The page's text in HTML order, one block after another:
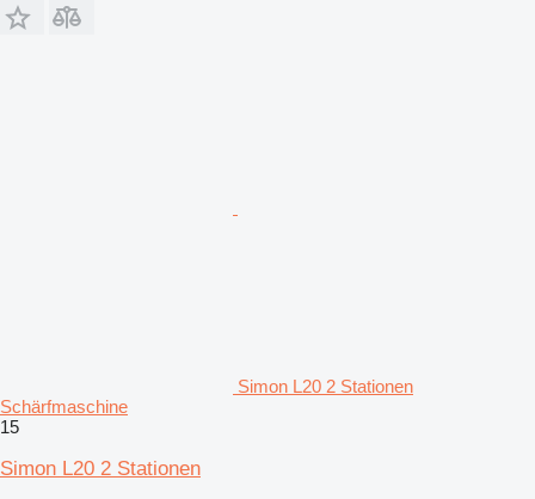
Simon L20 2 Stationen
Schärfmaschine
15
Simon L20 2 Stationen